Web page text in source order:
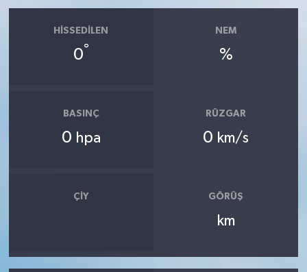
HISSEDILEN
0°
NEM
%
BASINÇ
0 hpa
RÜZGAR
0 km/s
ÇIY GÖRÜŞ
km